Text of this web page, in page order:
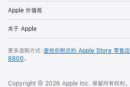
Apple 价值观
关于 Apple
更多选购方式：查找你附近的 Apple Store 零售店
8800。
Copyright © 2026 Apple Inc. 保留所有权利。